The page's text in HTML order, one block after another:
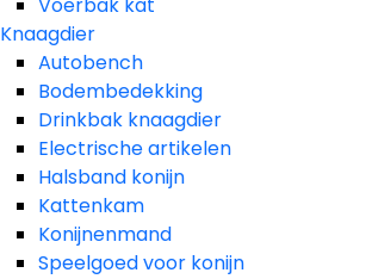
Knaagdier
Autobench
Bodembedekking
Drinkbak knaagdier
Electrische artikelen
Halsband konijn
Kattenkam
Konijnenmand
Speelgoed voor konijn​